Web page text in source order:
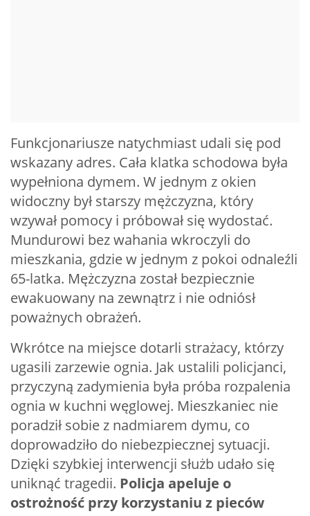
Funkcjonariusze natychmiast udali się pod
wskazany adres. Cała klatka schodowa była
wypełniona dymem. W jednym z okien
widoczny był starszy mężczyzna, który
wzywał pomocy i próbował się wydostać.
Mundurowi bez wahania wkroczyli do
mieszkania, gdzie w jednym z pokoi odnaleźli
65-latka. Mężczyzna został bezpiecznie
ewakuowany na zewnątrz i nie odniósł
poważnych obrażeń.
Wkrótce na miejsce dotarli strażacy, którzy
ugasili zarzewie ognia. Jak ustalili policjanci,
przyczyną zadymienia była próba rozpalenia
ognia w kuchni węglowej. Mieszkaniec nie
poradził sobie z nadmiarem dymu, co
doprowadziło do niebezpiecznej sytuacji.
Dzięki szybkiej interwencji służb udało się
uniknąć tragedii. Policja apeluje o
ostrożność przy korzystaniu z pieców